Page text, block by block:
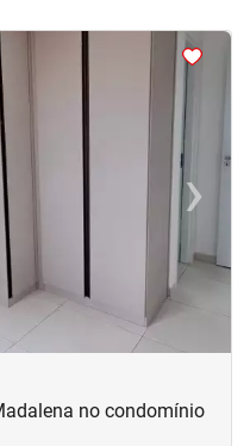
›Next
no condomínio